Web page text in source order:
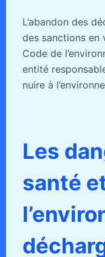
L’abandon des
des sanctions en
Code de
entité
nuire à
Les
santé